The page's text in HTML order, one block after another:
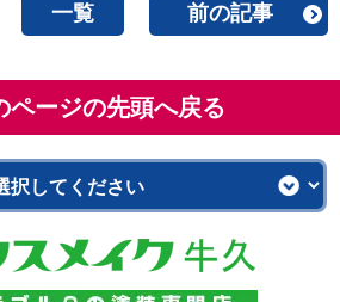
一覧 前の記事
ページの先頭へ戻る